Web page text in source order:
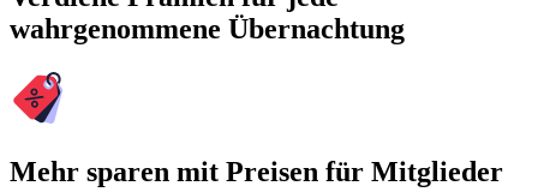
wahrgenommene Übernachtung
Mehr sparen mit Preisen für Mitglieder